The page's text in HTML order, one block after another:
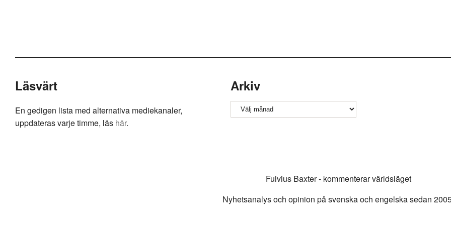
Läsvärt
En gedigen lista med alternativa mediekanaler,
uppdateras varje timme, läs här.
Arkiv
Arkiv
Fulvius Baxter - kommenterar världsläget
Nyhetsanalys och opinion på svenska och engelska sedan